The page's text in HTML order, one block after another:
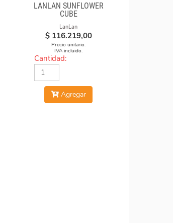
LANLAN SUNFLOWER
CUBE
LanLan
$ 116.219,00
Precio unitario.
IVA incluido.
Cantidad:
Agregar